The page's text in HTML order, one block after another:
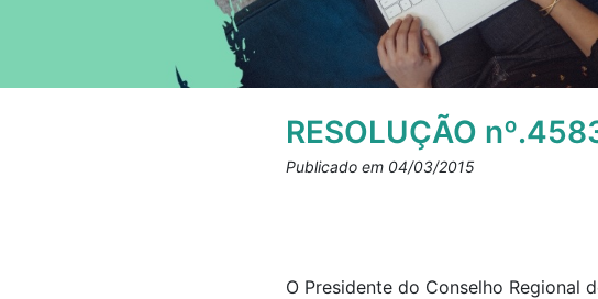
RESOLUÇÃO
Publicado em 04/03/2015
O Presidente do Conselho Regional